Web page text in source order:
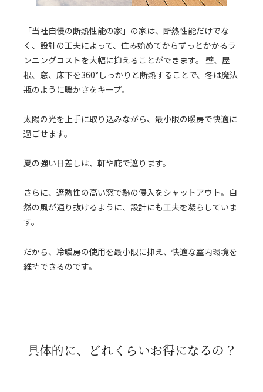
「当社自慢の断熱性能の家」の家は、断熱性能だけでな
く、設計の工夫によって、住み始めてからずっとかかるラ
ンニングコストを大幅に抑えることができます。 壁、屋
根、窓、床下を360°しっかりと断熱することで、冬は魔法
瓶のように暖かさをキープ。
太陽の光を上手に取り込みながら、最小限の暖房で快適に
過ごせます。
夏の強い日差しは、軒や庇で遮ります。
さらに、遮熱性の高い窓で熱の侵入をシャットアウト。自
然の風が通り抜けるように、設計にも工夫を凝らしていま
す。
だから、冷暖房の使用を最小限に抑え、快適な室内環境を
維持できるのです。
具体的に、 どれくらいお得になるの？